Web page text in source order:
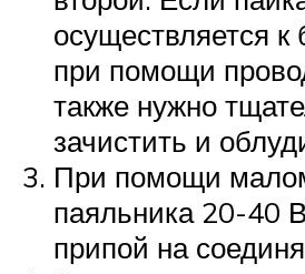
осуществляется к
при помощи
также нужно
зачистить и
При помощи
паяльника 20-40
припой на